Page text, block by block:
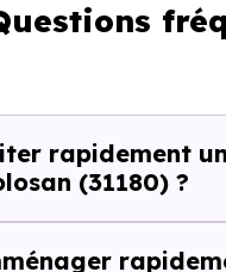
Emménager
Ce
toute projection
Éviter
rapidement
(31180) ?